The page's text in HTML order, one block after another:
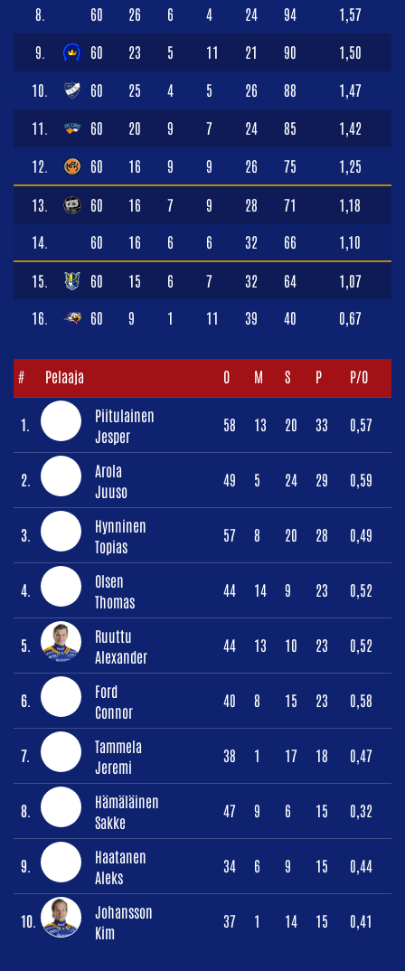
8. 60 26 6 4 24 94 1,57
9. 60 23 5 11 21 90 1,50
10. 60 25 4 5 26 88 1,47
11. 60 20 9 7 24 85 1,42
12. 60 16 9 9 26 75 1,25
13. 60 16 7 9 28 71 1,18
14. 60 16 6 6 32 66 1,10
15. 60 15 6 7 32 64 1,07
16. 60 9 1 11 39 40 0,67
# Pelaaja O M S P P/O
1.
Piitulainen
Jesper
58 13 20 33 0,57
2.
Arola
Juuso
49 5 24 29 0,59
3.
Hynninen
Topias
57 8 20 28 0,49
4.
Olsen
Thomas
44 14 9 23 0,52
5.
Ruuttu
Alexander
44 13 10 23 0,52
6.
Ford
Connor
40 8 15 23 0,58
7.
Tammela
Jeremi
38 1 17 18 0,47
8.
Hämäläinen
Sakke
47 9 6 15 0,32
9.
Haatanen
Aleks
34 6 9 15 0,44
10.
Johansson
Kim
37 1 14 15 0,41